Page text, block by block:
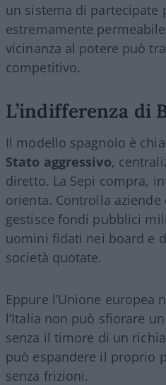
un sistema di partecipate
estremamente
vicinanza al potere può
competitivo.
L’indifferenza di
Il modello spagnolo è
Stato aggressivo,
diretto. La Sepi compra,
orienta. Controlla
gestisce fondi pubblici
uomini fidati nei board e
società quotate.
Eppure l’Unione europea
l’Italia non può sfiorare
senza il timore di un
può espandere il proprio
senza frizioni.